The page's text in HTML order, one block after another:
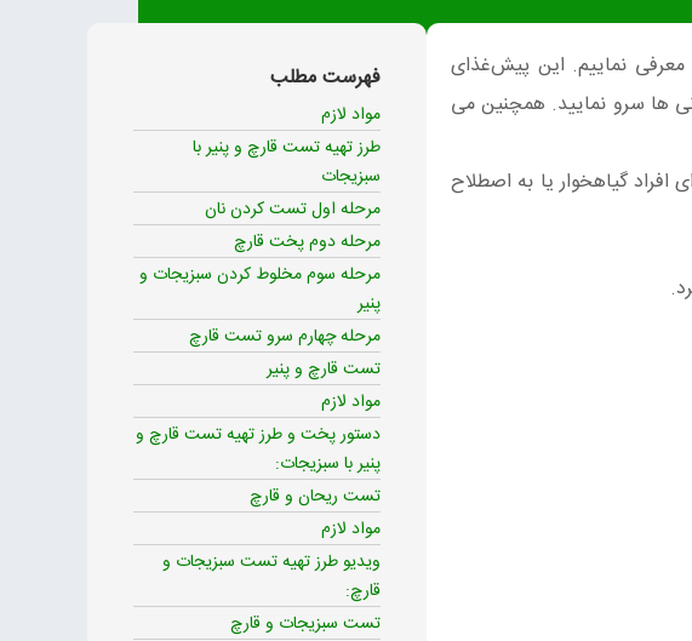
نماییم. این پیش‌غذای
ها سرو نمایید. همچنین می
گیاهخوار یا به اصطلاح
فهرست مطلب
مواد لازم
طرز تهیه تست قارچ و پنیر با
سبزیجات
مرحله اول تست کردن نان
مرحله دوم پخت قارچ
مرحله سوم مخلوط کردن سبزیجات و
پنیر
مرحله چهارم سرو تست قارچ
تست قارچ و پنیر
مواد لازم
دستور پخت و طرز تهیه تست قارچ و
پنیر با سبزیجات:
تست ریحان و قارچ
مواد لازم
ویدیو طرز تهیه تست سبزیجات و
قارچ:
تست سبزیجات و قارچ